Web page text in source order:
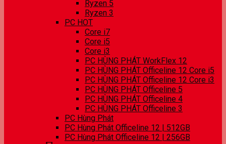
Ryzen 5
Ryzen 3
PC HOT
Core i7
Core i5
Core i3
PC HÙNG PHÁT WorkFlex 12
PC HÙNG PHÁT Officeline 12 Core i5
PC HÙNG PHÁT Officeline 12 Core i3
PC HÙNG PHÁT Officeline 5
PC HÙNG PHÁT Officeline 4
PC HÙNG PHÁT Officeline 3
PC Hùng Phát
PC Hùng Phát Officeline 12 | 512GB
PC Hùng Phát Officeline 12 | 256GB